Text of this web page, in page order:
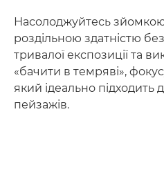
Насолоджуйтесь
роздільною здатністю без
тривалої експозиції та
«бачити в темряві»,
який ідеально підходить
пейзажів.